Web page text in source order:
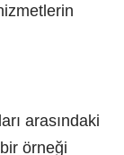
arasındaki
örneği